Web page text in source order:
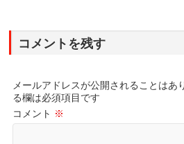
コメントを残す
メールアドレスが公開されることはあ
る欄は必須項目です
コメント ※